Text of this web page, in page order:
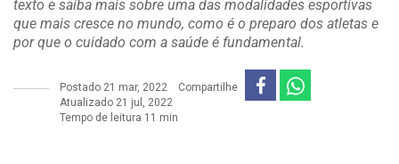
texto e saiba mais sobre uma das modalidades esportivas
que mais cresce no mundo, como é o preparo dos atletas e
por que o cuidado com a saúde é fundamental.
Postado 21 mar, 2022
Atualizado 21 jul, 2022
Tempo de leitura 11 min
Compartilhe